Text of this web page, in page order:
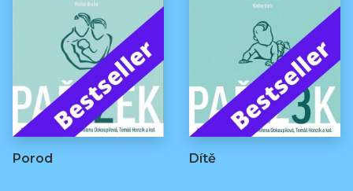
Porod Dítě